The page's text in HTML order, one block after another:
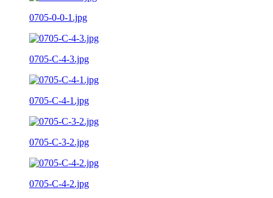
0705-0-0-1.jpg
0705-C-4-3.jpg
0705-C-4-1.jpg
0705-C-3-2.jpg
0705-C-4-2.jpg